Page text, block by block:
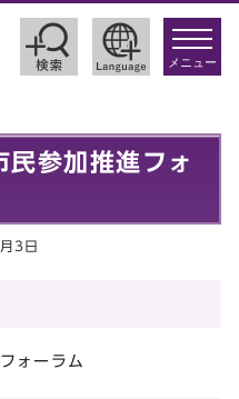
toggle
メニュー
参加推進フォ
3日
ォーラム